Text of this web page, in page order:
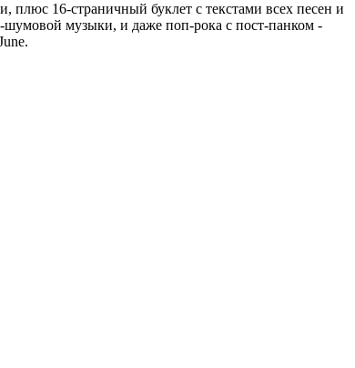
16-страничный буклет с текстами всех песен и
музыки, и даже поп-рока с пост-панком -